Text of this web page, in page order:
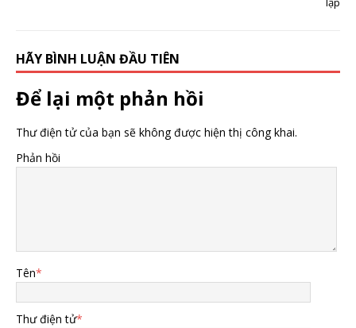
HÃY BÌNH LUẬN ĐẦU TIÊN
Để lại một phản hồi
Thư điện tử của bạn sẽ không được hiện thị công khai.
Phản hồi
Tên*
Thư điện tử*